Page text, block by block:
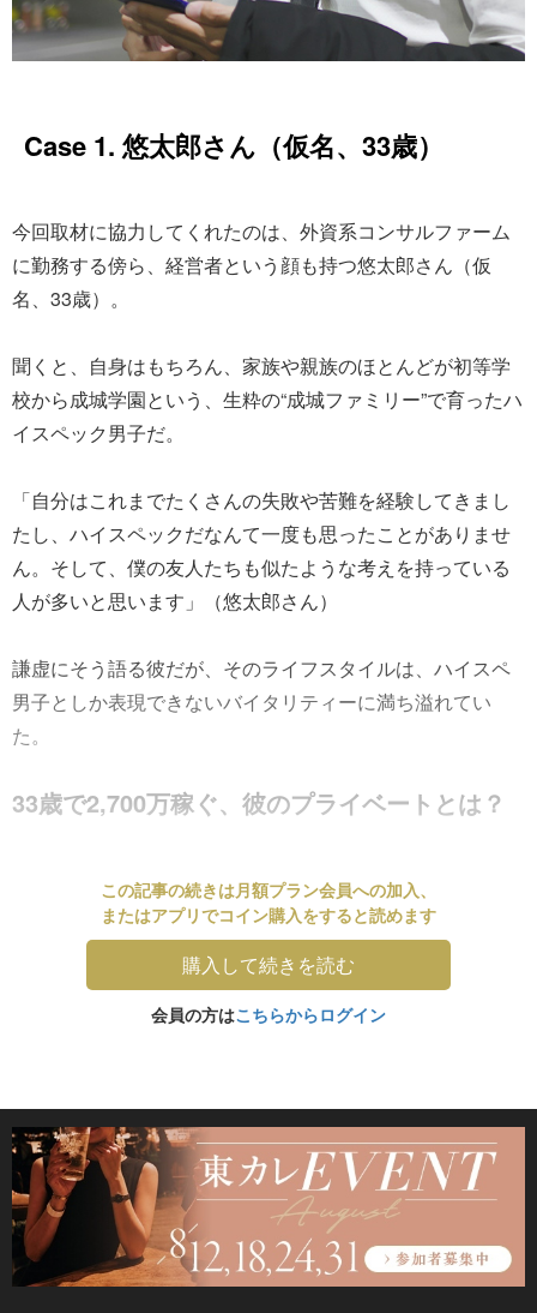
Case 1. 悠太郎さん（仮名、33歳）
今回取材に協力してくれたのは、外資系コンサルファーム
に勤務する傍ら、経営者という顔も持つ悠太郎さん（仮
名、33歳）。
聞くと、自身はもちろん、家族や親族のほとんどが初等学
校から成城学園という、生粋の“成城ファミリー”で育ったハ
イスペック男子だ。
「自分はこれまでたくさんの失敗や苦難を経験してきまし
たし、ハイスペックだなんて一度も思ったことがありませ
ん。そして、僕の友人たちも似たような考えを持っている
人が多いと思います」（悠太郎さん）
謙虚にそう語る彼だが、そのライフスタイルは、ハイスペ
男子としか表現できないバイタリティーに満ち溢れてい
た。
33歳で2,700万稼ぐ、彼のプライベートとは？
この記事の続きは月額プラン会員への加入、
またはアプリでコイン購入をすると読めます
購入して続きを読む
会員の方はこちらからログイン